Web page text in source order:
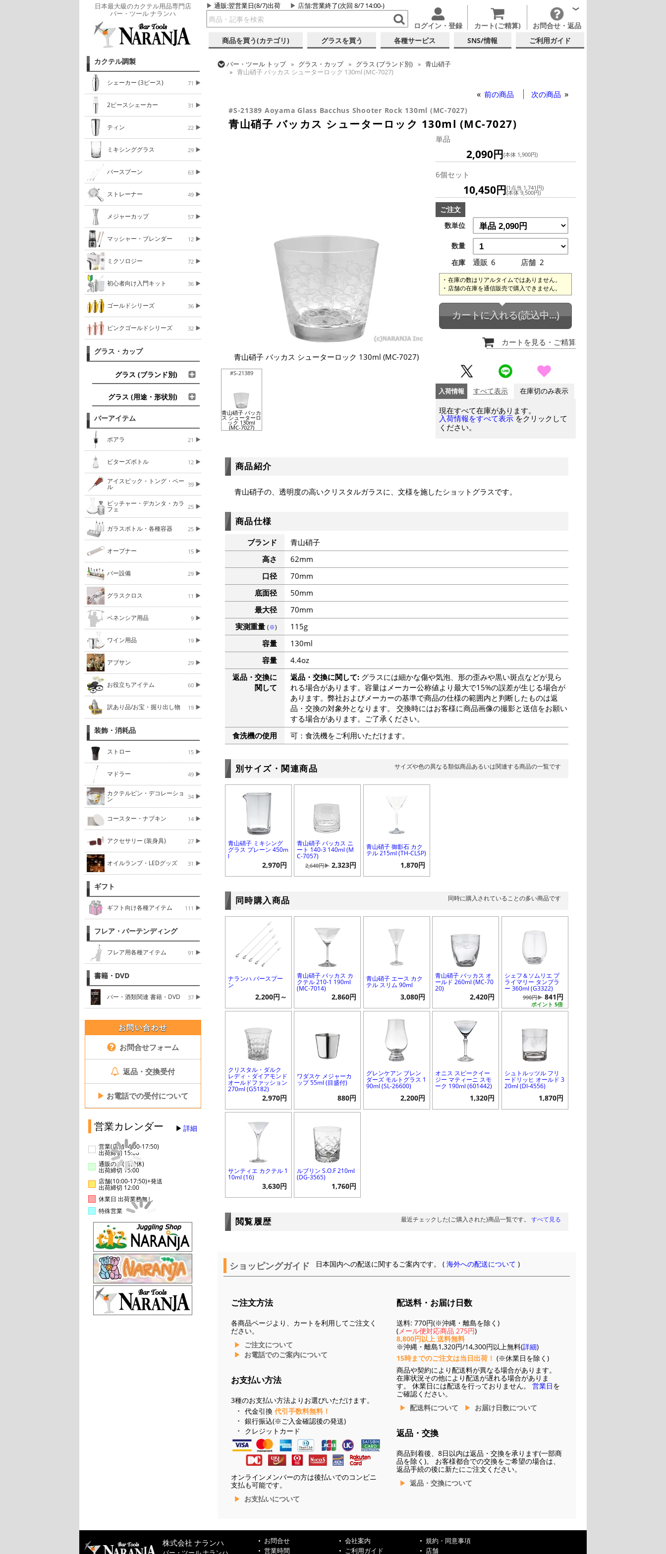
日本最大級のカクテル用品専門店
バー・ツール ナランハ
通販:翌営業日(8/7)出荷 店舗:営業終了(次回 8/7 14:00-)
ログイン・登録 カート(ご精算) お問合せ・返品
商品を買う(カテゴリ) グラスを買う 各種サービス SNS/情報 ご利用ガイド
カクテル調製
シェーカー (3ピース) 71
2ピースシェーカー 31
ティン 22
ミキシンググラス 29
バースプーン 63
ストレーナー 49
メジャーカップ 57
マッシャー・ブレンダー 12
ミクソロジー 72
初心者向け入門キット 36
ゴールドシリーズ 36
ピンクゴールドシリーズ 32
グラス・カップ
グラス (ブランド別)
グラス (用途・形状別)
バーアイテム
ポアラ 21
ビターズボトル 12
アイスピック・トング・ペー
ル 39
ピッチャー・デカンタ・カラ
フェ 25
ガラスボトル・各種容器 25
オープナー 15
バー設備 29
グラスクロス 11
ベネンシア用品 9
ワイン用品 19
アブサン 29
お役立ちアイテム 60
訳あり品/お宝・掘り出し物 19
装飾・消耗品
ストロー 15
マドラー 49
カクテルピン・デコレーショ
ン 34
コースター・ナプキン 14
アクセサリー (装身具) 27
オイルランプ・LEDグッズ 31
ギフト
ギフト向け各種アイテム 111
フレア・バーテンディング
フレア用各種アイテム 91
書籍・DVD
バー・酒類関連 書籍・DVD 37
お問い合わせ
お問合せフォーム
返品・交換受付
▶ お電話での受付について
営業カレンダー 詳細
営業(店舗14:00-17:50)
出荷締切 15:00
通販のみ(店舗休)
出荷締切 15:00
店舗(10:00-17:50)+発送
出荷締切 12:00
休業日 出荷業務無し
特殊営業
バー・ツール トップ グラス・カップ グラス (ブランド別)
青山硝子
青山硝子 バッカス シューターロック 130ml (MC-7027)
前の商品 次の商品
#S-21389 Aoyama Glass Bacchus Shooter Rock 130ml (MC-7027)
青山硝子 バッカス シューターロック 130ml (MC-7027)
青山硝子 バッカス シューターロック 130ml (MC-7027)
#S-21389
青山硝子 バッカ
ス シューターロ
ック 130ml
(MC-7027)
単品
2,090円(本体 1,900円)
6個セット
10,450円(1点当 1,741円)
(本体 9,500円)
ご注文
数単位
数量
在庫
通販 6 店舗 2
在庫の数はリアルタイムではありません。
店舗の在庫を通信販売で購入できません。
カートに入れる(読込中...)
カートを見る ・ご精算
入荷情報 すべて表示 在庫切のみ表示
現在すべて在庫があります。
入荷情報をすべて表示 をクリックして
ください。
商品紹介
青山硝子の、透明度の高いクリスタルガラスに、文様を施したショットグラスです。
商品仕様
ブランド
青山硝子
高さ
62mm
口径
70mm
底面径
50mm
最大径
70mm
実測重量 (※)
115g
容量
130ml
容量
4.4oz
返品・交換に
関して
返品・交換に関して:グラスには細かな傷や気泡、形の歪みや黒い斑点などが見ら
れる場合があります。容量はメーカー公称値より最大で15%の誤差が生じる場合が
あります。弊社およびメーカーの基準で商品の仕様の範囲内と判断したものは返
品・交換の対象外となります。 交換時にはお客様に商品画像の撮影と送信をお願い
する場合があります。ご了承ください。
食洗機の使用
可：食洗機をご利用いただけます。
別サイズ・関連商品 サイズや色の異なる類似商品あるいは関連する商品の一覧です
青山硝子 ミキシング
グラス プレーン 450m
l
2,970円
青山硝子 バッカス ニ
ート 140-3 140ml (M
C-7057)
2,640円▶ 2,323円
青山硝子 御影石 カク
テル 215ml (TH-CLSP)
1,870円
同時購入商品 同時に購入されていることの多い商品です
ナランハ バースプー
ン
2,200円～
青山硝子 バッカス カ
クテル 210-1 190ml
(MC-7014)
2,860円
青山硝子 エース カク
テル スリム 90ml
3,080円
青山硝子 バッカス オ
ールド 260ml (MC-70
20)
2,420円
シェフ＆ソムリエ プ
ライマリー タンブラ
ー 360ml (G3322)
ポイント 5倍
990円▶ 841円
クリスタル・ダルク
レディ・ダイアモンド
オールドファッション
270ml (G5182)
2,970円
ワダスケ メジャーカ
ップ 55ml (目盛付)
880円
グレンケアン ブレン
ダーズ モルトグラス 1
90ml (SL-26600)
2,200円
オニス スピークイー
ジー マティーニ スモ
ーク 190ml (601442)
1,320円
シュトルッツル フリ
ードリッヒ オールド 3
20ml (DI-4556)
1,870円
サンティエ カクテル 1
10ml (16)
3,630円
ルブリン S.O.F 210ml
(DG-3565)
1,760円
閲覧履歴 最近チェックした(ご購入された)商品一覧です。 すべて見る
ショッピングガイド 日本国内への配送に関するご案内です。 (海外への配送について )
ご注文方法
各商品ページより、カートを利用してご注文く
ださい。
ご注文について
お電話でのご案内について
お支払い方法
3種のお支払い方法よりお選びいただけます。
代金引換 代引手数料無料！
銀行振込(※ご入金確認後の発送)
クレジットカード
オンラインメンバーの方は後払いでのコンビニ
支払も可能です。
お支払いについて
配送料・お届け日数
送料: 770円(※沖縄・離島を除く)
(メール便対応商品 275円)
8,800円以上 送料無料
※沖縄・離島1,320円/14,300円以上無料(詳細)
15時までのご注文は当日出荷！ (※休業日を除く)
商品や契約により配送料が異なる場合があります。
在庫状況その他により配送が遅れる場合がありま
す。 休業日には配送を行っておりません。 営業日を
ご確認ください。
配送料について
お届け日数について
返品・交換
商品到着後、8日以内は返品・交換を承ります(一部商
品を除く)。 お客様都合での交換をご希望の場合は、
返品手続の後に新たにご注文ください。
返品・交換について
株式会社 ナランハ お問合せ 会社案内
規約・同意事項
営業時間
ご利用ガイド 店舗